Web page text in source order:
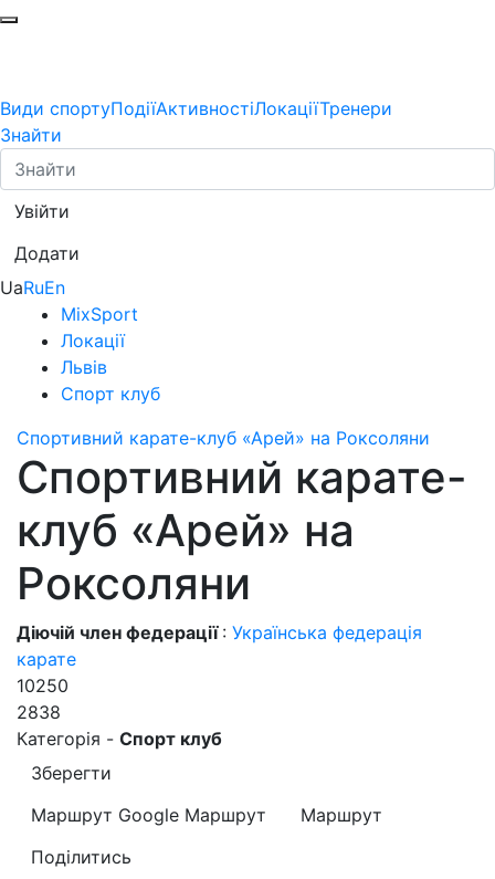
Види спортуПодіїАктивностіЛокаціїТренери
Знайти
Увійти
Додати
UaRuEn
MixSport
Локації
Львів
Спорт клуб
Спортивний карате-клуб «Арей» на Роксоляни
Спортивний карате-
клуб «Арей» на
Роксоляни
Діючій член федерації : Українська федерація
карате
10250
2838
Категорія - Спорт клуб
Зберегти
Маршрут Google Маршрут
Маршрут
Поділитись